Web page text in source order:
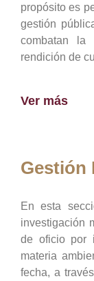
propósito es
gestión
combatan la
rendición de
Ver más
Gestión
En esta
investigación
de oficio por
materia
fecha, a